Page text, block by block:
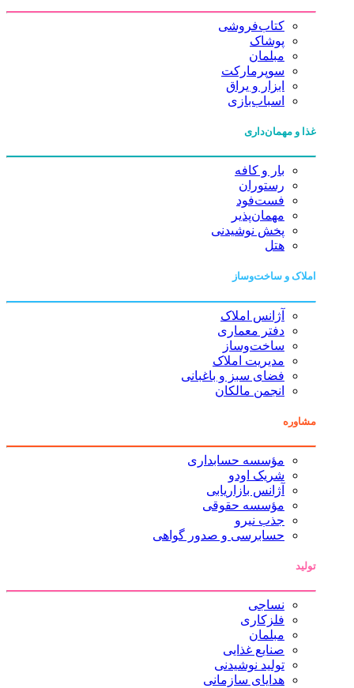
کتاب‌فروشی
پوشاک
مبلمان
سوپرمارکت
ابزار و یراق
اسباب‌بازی
غذا و مهمان‌داری
بار و کافه
رستوران
فست‌فود
مهمان‌پذیر
پخش نوشیدنی
هتل
املاک و ساخت‌وساز
آژانس املاک
دفتر معماری
ساخت‌وساز
مدیریت املاک
فضای سبز و باغبانی
انجمن مالکان
مشاوره
مؤسسه حسابداری
شریک اودو
آژانس بازاریابی
مؤسسه حقوقی
جذب نیرو
حسابرسی و صدور گواهی
تولید
نساجی
فلزکاری
مبلمان
صنایع غذایی
تولید نوشیدنی
هدایای سازمانی